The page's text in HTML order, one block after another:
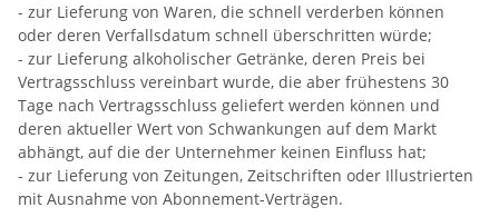
- zur Lieferung von Waren, die schnell verderben können
oder deren Verfallsdatum schnell überschritten würde;
- zur Lieferung alkoholischer Getränke, deren Preis bei
Vertragsschluss vereinbart wurde, die aber frühestens 30
Tage nach Vertragsschluss geliefert werden können und
deren aktueller Wert von Schwankungen auf dem Markt
abhängt, auf die der Unternehmer keinen Einfluss hat;
- zur Lieferung von Zeitungen, Zeitschriften oder Illustrierten
mit Ausnahme von Abonnement-Verträgen.